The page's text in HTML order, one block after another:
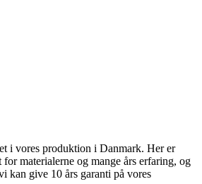
i vores produktion i Danmark. Her er
materialerne og mange års erfaring, og
kan give 10 års garanti på vores